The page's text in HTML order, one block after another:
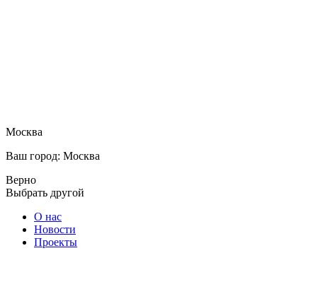
Москва
Ваш город: Москва
Верно
Выбрать другой
О нас
Новости
Проекты